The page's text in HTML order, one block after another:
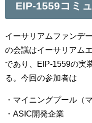
EIP-1559コミ
イーサリアムファンデ
の会議はイーサリアム
であり、EIP-1559の実
る。今回の参加者は
・マイニングプール（
・ASIC開発企業